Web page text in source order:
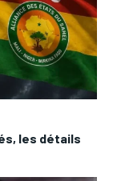
les détails